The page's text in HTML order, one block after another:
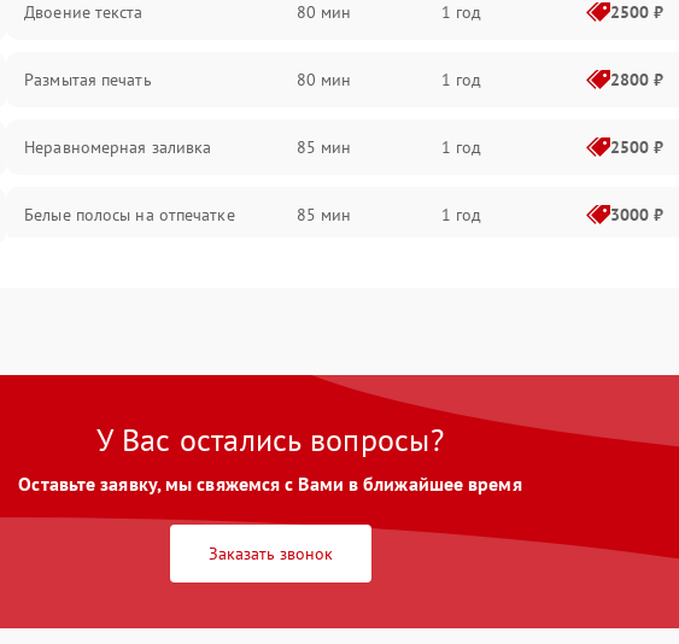
Двоение текста 80 мин 1 год 2500 ₽
Размытая печать 80 мин 1 год 2800 ₽
Неравномерная заливка 85 мин 1 год 2500 ₽
Белые полосы на отпечатке 85 мин 1 год 3000 ₽
У Вас остались вопросы?
Оставьте заявку, мы свяжемся с Вами в ближайшее время
Заказать звонок